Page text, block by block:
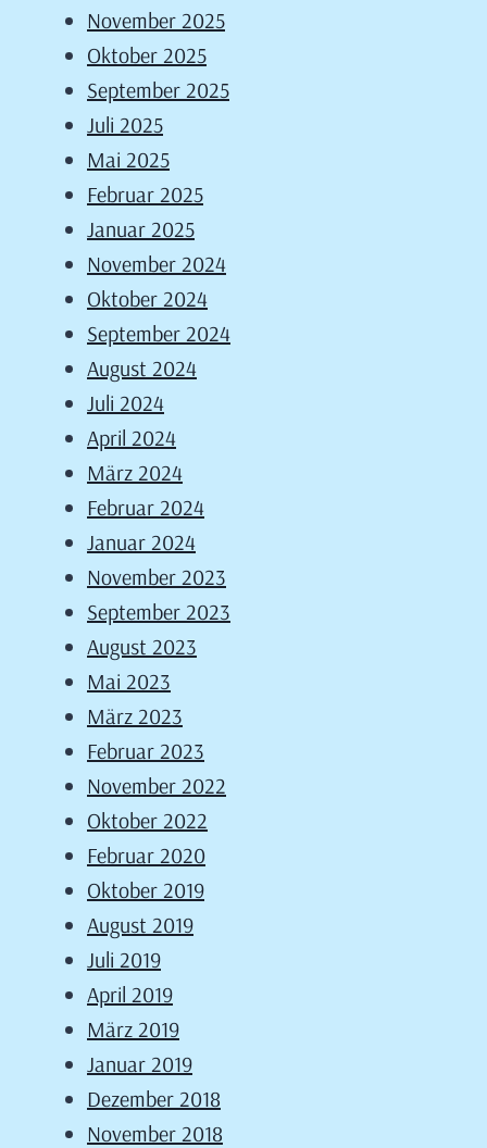
November 2025
Oktober 2025
September 2025
Juli 2025
Mai 2025
Februar 2025
Januar 2025
November 2024
Oktober 2024
September 2024
August 2024
Juli 2024
April 2024
März 2024
Februar 2024
Januar 2024
November 2023
September 2023
August 2023
Mai 2023
März 2023
Februar 2023
November 2022
Oktober 2022
Februar 2020
Oktober 2019
August 2019
Juli 2019
April 2019
März 2019
Januar 2019
Dezember 2018
November 2018